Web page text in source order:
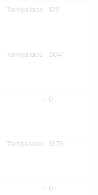
Tarnija laos: 123
Tarnija laos: 3041
- 0
Tarnija laos: 1676
- 0